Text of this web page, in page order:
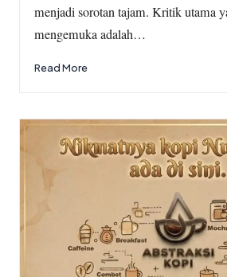
menjadi sorotan tajam. Kritik utama
mengemuka adalah…
Read More